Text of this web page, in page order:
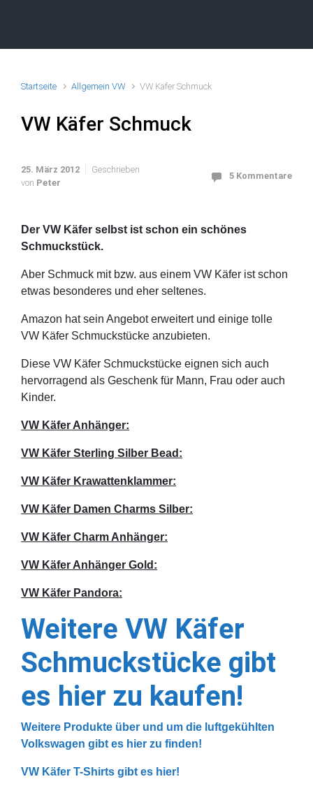
Startseite Allgemein VW VW Käfer Schmuck
VW Käfer Schmuck
25. März 2012
Geschrieben
von Peter
5 Kommentare
Der VW Käfer selbst ist schon ein schönes
Schmuckstück.
Aber Schmuck mit bzw. aus einem VW Käfer ist schon
etwas besonderes und eher seltenes.
Amazon hat sein Angebot erweitert und einige tolle
VW Käfer Schmuckstücke anzubieten.
Diese VW Käfer Schmuckstücke eignen sich auch
hervorragend als Geschenk für Mann, Frau oder auch
Kinder.
VW Käfer Anhänger:
VW Käfer Sterling Silber Bead:
VW Käfer Krawattenklammer:
VW Käfer Damen Charms Silber:
VW Käfer Charm Anhänger:
VW Käfer Anhänger Gold:
VW Käfer Pandora:
Weitere VW Käfer
Schmuckstücke gibt
es hier zu kaufen!
Weitere Produkte über und um die luftgekühlten
Volkswagen gibt es hier zu finden!
VW Käfer T-Shirts gibt es hier!